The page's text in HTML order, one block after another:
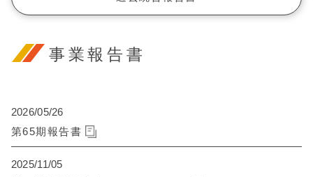
事業報告書
2026/05/26
第65期報告書
2025/11/05